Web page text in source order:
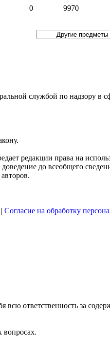
0 9970
службой по надзору в
редакции права на
до всеобщего
| Согласие на обработку
всю ответственность за
вопросах.